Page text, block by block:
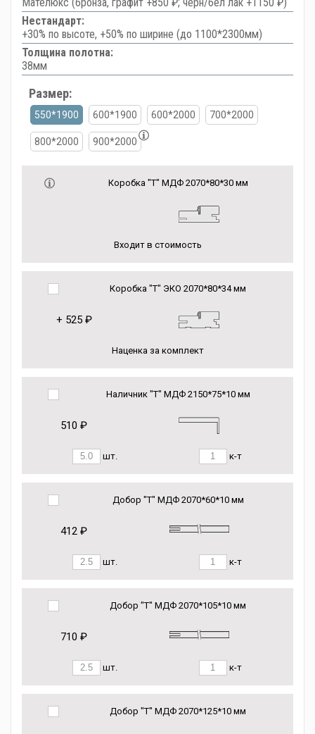
Нестандарт:
+30% по высоте, +50% по ширине (до 1100*2300мм)
Толщина полотна:
38мм
Размер:
550*1900 600*1900 600*2000 700*2000
800*2000 900*2000
Коробка "Т" МДФ 2070*80*30 мм
Входит в стоимость
Коробка "Т" ЭКО 2070*80*34 мм
+ 525 ₽
Наценка за комплект
Наличник "Т" МДФ 2150*75*10 мм
510 ₽
шт. к-т
Добор "Т" МДФ 2070*60*10 мм
412 ₽
шт. к-т
Добор "Т" МДФ 2070*105*10 мм
710 ₽
шт. к-т
Добор "Т" МДФ 2070*125*10 мм